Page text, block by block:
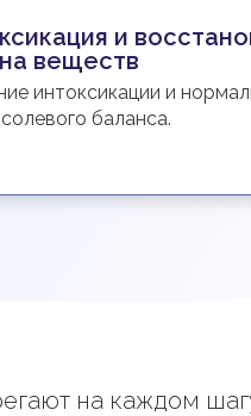
и
веществ
интоксикации и
баланса.
на каждом